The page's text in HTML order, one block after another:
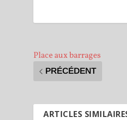
Place aux barrages
PRÉCÉDENT
ARTICLES